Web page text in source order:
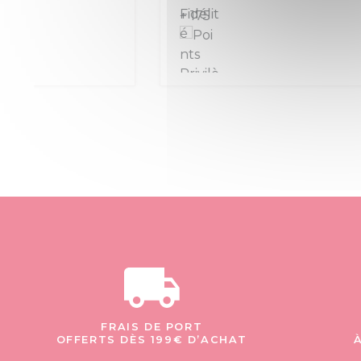
FRAIS DE PORT
OFFERTS DÈS 199€ D’ACHAT